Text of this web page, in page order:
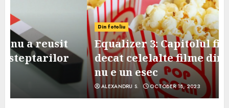
Din fotoliu
Equalizer 3: Capitolul final, mai slab
decat celelalte filme din serie, dar
nu e un esec
ALEXANDRU S. OCTOBER 18, 2023